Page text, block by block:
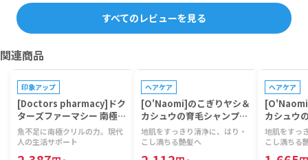
すべてのレビューを見る
関連商品
印象アップ
[Doctors pharmacy]ドク
ターズファーマシー 南極ク
リルビタミン 【1袋120
粒】
魚不足に南極クリルの力。現代
人の生活サポート
ヘアケア
[O'Naomi]のこぎりヤシ＆
カシュウの育毛シャンプー
【1本800ml】
地肌をすっきり清浄に、はり・
こし満ちる艶髪へ
ヘアケア
カシュウ
ョナー 【
地肌をすっ
こし満ちる